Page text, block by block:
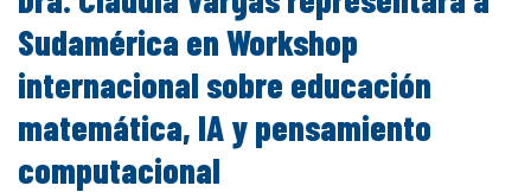
Sudamérica en Workshop
internacional sobre educación
matemática, IA y pensamiento
computacional